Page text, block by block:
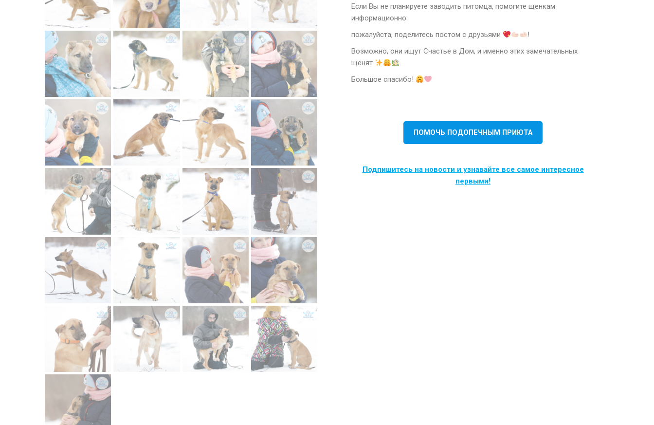
Если Вы не планируете заводить питомца, помогите щенкам
информационно:
пожалуйста, поделитесь постом с друзьями
!
Возможно, они ищут Счастье в Дом, и именно этих замечательных
щенят
.
Большое спасибо!
ПОМОЧЬ ПОДОПЕЧНЫМ ПРИЮТА
Подпишитесь на новости и узнавайте все самое интересное
первыми!